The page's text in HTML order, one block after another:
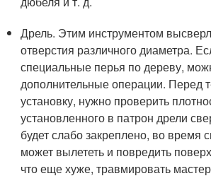
Дрель. Этим инструментом
отверстия различного диаметра.
специальные перья по дереву,
дополнительные операции. Перед
установку, нужно проверить
установленного в патрон дрели
будет слабо закреплено, во время
может вылететь и повредить
что еще хуже, травмировать